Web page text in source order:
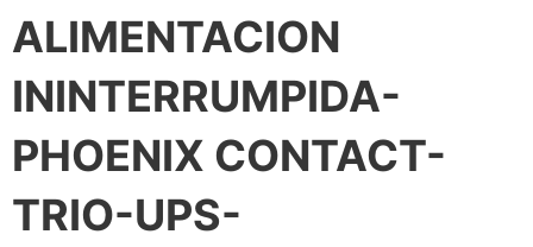
ALIMENTACION
ININTERRUMPIDA-
PHOENIX CONTACT-
TRIO-UPS-